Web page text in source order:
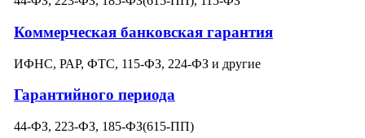
Коммерческая банковская гарантия
ИФНС, РАР, ФТС, 115-ФЗ, 224-ФЗ и другие
Гарантийного периода
44-ФЗ, 223-ФЗ, 185-ФЗ(615-ПП)